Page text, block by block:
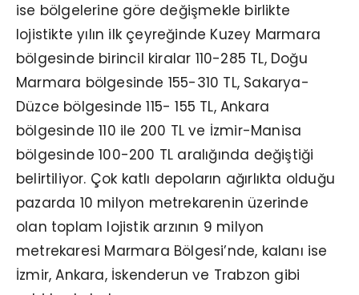
ise bölgelerine göre değişmekle birlikte
lojistikte yılın ilk çeyreğinde Kuzey Marmara
bölgesinde birincil kiralar 110-285 TL, Doğu
Marmara bölgesinde 155-310 TL, Sakarya-
Düzce bölgesinde 115- 155 TL, Ankara
bölgesinde 110 ile 200 TL ve İzmir-Manisa
bölgesinde 100-200 TL aralığında değiştiği
belirtiliyor. Çok katlı depoların ağırlıkta olduğu
pazarda 10 milyon metrekarenin üzerinde
olan toplam lojistik arzının 9 milyon
metrekaresi Marmara Bölgesi’nde, kalanı ise
İzmir, Ankara, İskenderun ve Trabzon gibi